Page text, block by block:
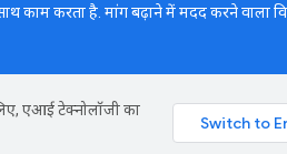
करता है. मांग बढ़ाने में मदद करने वाला
एआई टेक्नोलॉजी का